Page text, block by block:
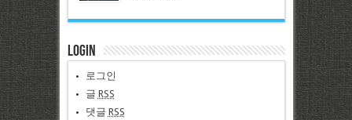
Login
로그인
글 RSS
댓글 RSS